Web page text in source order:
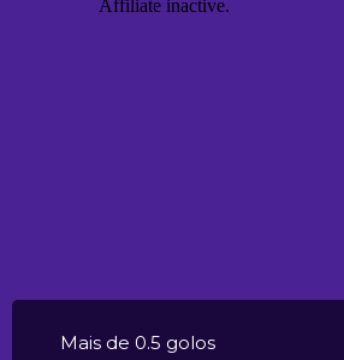
Mais de 0.5 golos